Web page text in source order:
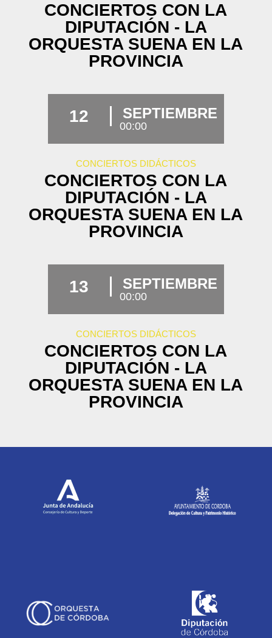
CONCIERTOS CON LA
DIPUTACIÓN - LA
ORQUESTA SUENA EN LA
PROVINCIA
12 SEPTIEMBRE
00:00
CONCIERTOS DIDÁCTICOS
CONCIERTOS CON LA
DIPUTACIÓN - LA
ORQUESTA SUENA EN LA
PROVINCIA
13 SEPTIEMBRE
00:00
CONCIERTOS DIDÁCTICOS
CONCIERTOS CON LA
DIPUTACIÓN - LA
ORQUESTA SUENA EN LA
PROVINCIA